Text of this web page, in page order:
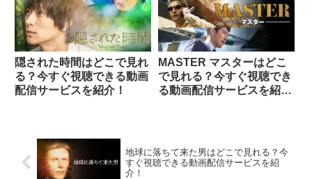
隠された時間はどこで見れ
る？今すぐ視聴できる動画
配信サービスを紹介！
MASTER マスターはどこ
で見れる？今すぐ視聴でき
る動画配信サービスを紹
地球に落ちて来た男はどこで見れる？今
すぐ視聴できる動画配信サービスを紹
介！